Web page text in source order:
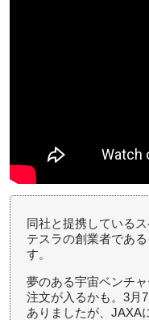
同社と提携している
テスラの創業者であ
す。
夢のある宇宙ベンチ
注文が入るかも。3月
ありましたが、JAXA